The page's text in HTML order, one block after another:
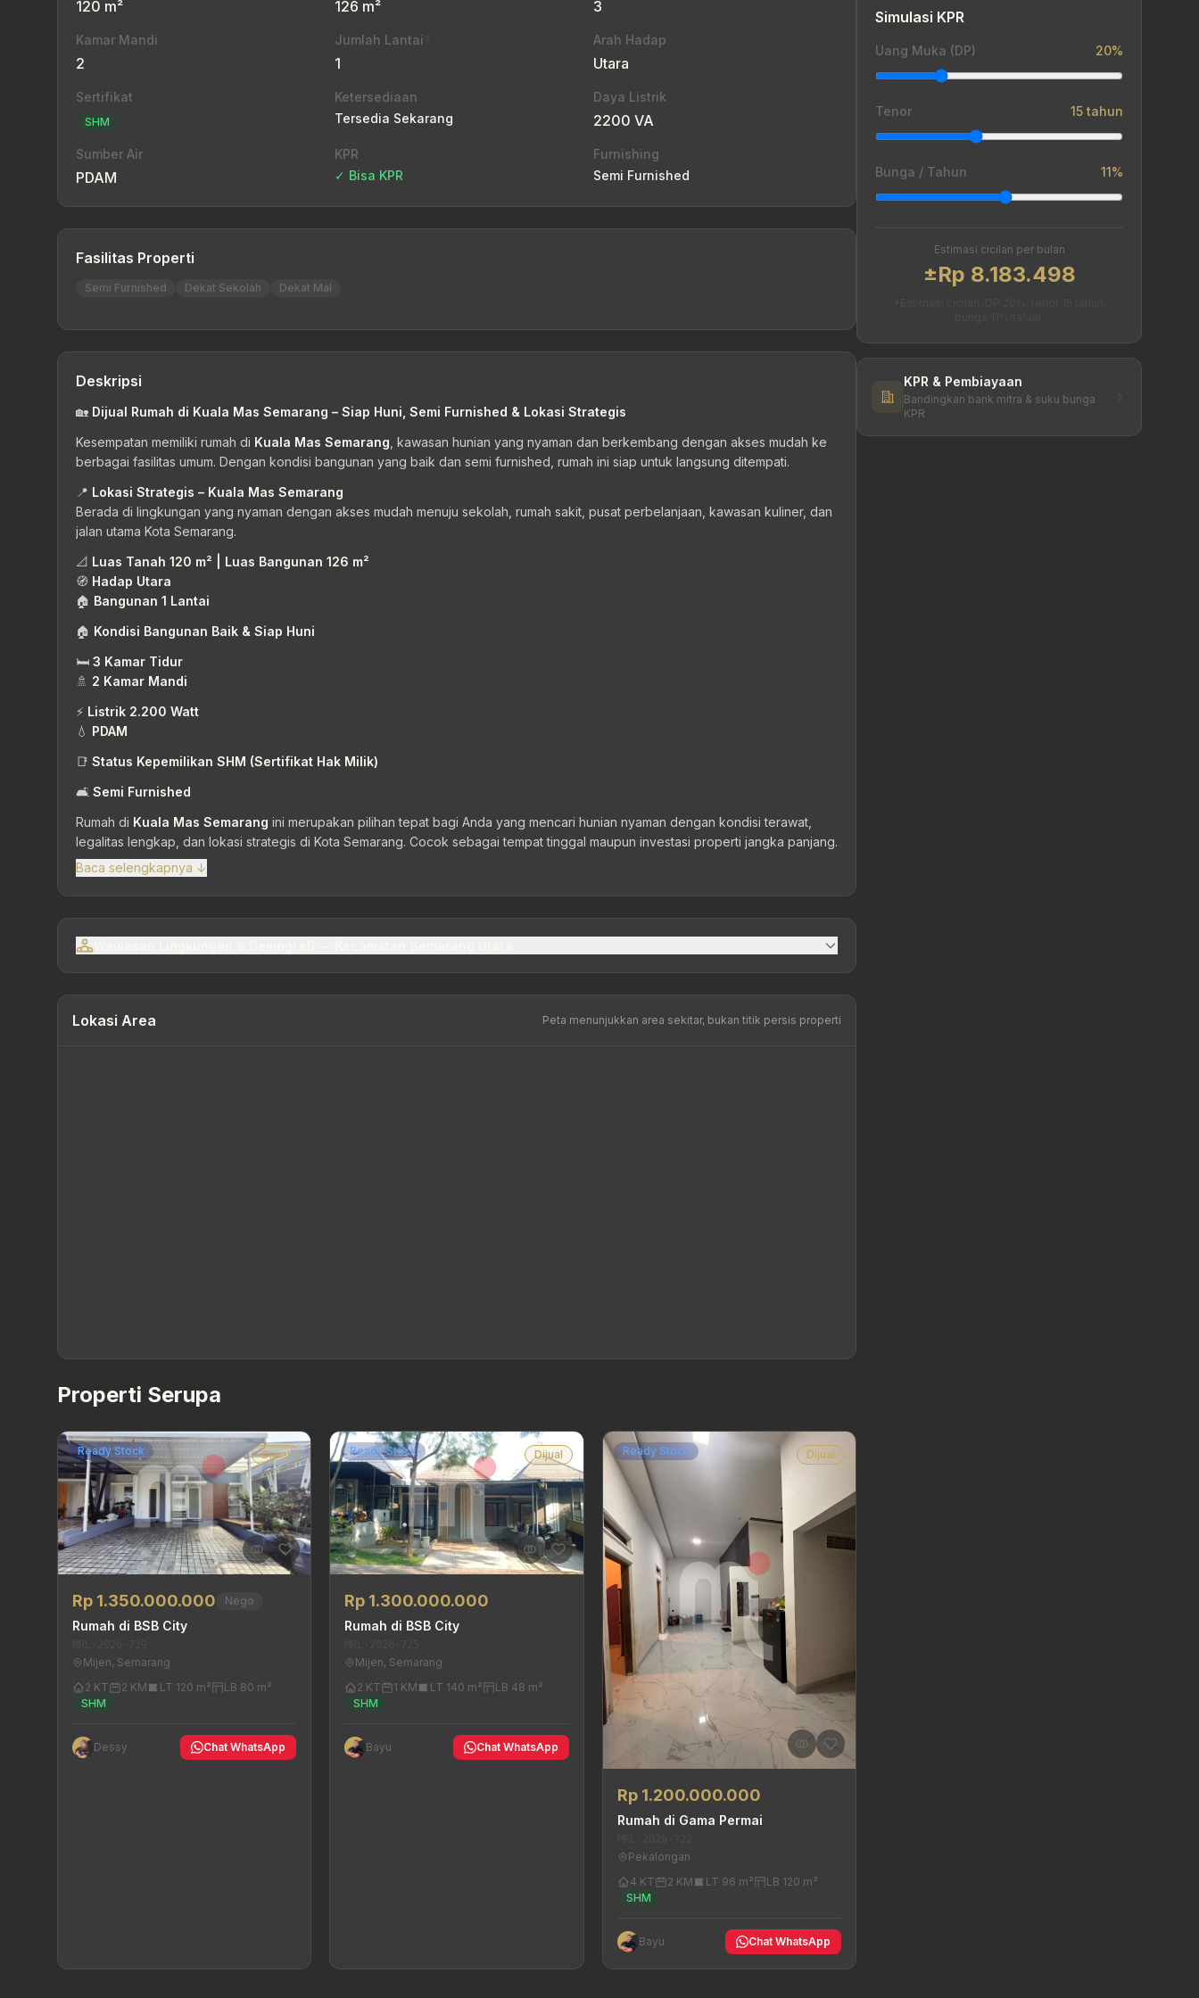
120 m² 126 m² 3
Kamar Mandi
2
Jumlah Lantai
1
Arah Hadap
Utara
Sertifikat
SHM
Ketersediaan
Tersedia Sekarang
Daya Listrik
2200 VA
Sumber Air
PDAM
KPR
✓ Bisa KPR
Furnishing
Semi Furnished
Fasilitas Properti
Semi Furnished Dekat Sekolah Dekat Mal
Deskripsi
🏡 Dijual Rumah di Kuala Mas Semarang – Siap Huni, Semi Furnished & Lokasi Strategis
Kesempatan memiliki rumah di Kuala Mas Semarang , kawasan hunian yang nyaman dan berkembang dengan akses mudah ke
berbagai fasilitas umum. Dengan kondisi bangunan yang baik dan semi furnished, rumah ini siap untuk langsung ditempati.
📍 Lokasi Strategis – Kuala Mas Semarang
Berada di lingkungan yang nyaman dengan akses mudah menuju sekolah, rumah sakit, pusat perbelanjaan, kawasan kuliner, dan
jalan utama Kota Semarang.
📐 Luas Tanah 120 m² | Luas Bangunan 126 m²
🧭 Hadap Utara
🏠 Bangunan 1 Lantai
🏠 Kondisi Bangunan Baik & Siap Huni
🛏 3 Kamar Tidur
🚿 2 Kamar Mandi
⚡ Listrik 2.200 Watt
💧 PDAM
📑 Status Kepemilikan SHM (Sertifikat Hak Milik)
🛋 Semi Furnished
Rumah di Kuala Mas Semarang ini merupakan pilihan tepat bagi Anda yang mencari hunian nyaman dengan kondisi terawat,
legalitas lengkap, dan lokasi strategis di Kota Semarang. Cocok sebagai tempat tinggal maupun investasi properti jangka panjang.
Baca selengkapnya ↓
Lokasi Area Peta menunjukkan area sekitar, bukan titik persis properti
Properti Serupa
Ready Stock Dijual
Rp 1.350.000.000 Nego
Rumah di BSB City
Mijen, Semarang
2 KT
2 KM LT 120 m²
LB 80 m²
SHM
Dessy Chat WhatsApp
Ready Stock Dijual
Rp 1.300.000.000
Rumah di BSB City
Mijen, Semarang
2 KT
1 KM LT 140 m²
LB 48 m²
SHM
Bayu Chat WhatsApp
Ready Stock Dijual
Rp 1.200.000.000
Rumah di Gama Permai
Pekalongan
4 KT
2 KM LT 96 m²
LB 120 m²
SHM
Bayu Chat WhatsApp
Simulasi KPR
Uang Muka (DP) 20%
Tenor 15 tahun
Bunga / Tahun 11%
Estimasi cicilan per bulan
±Rp 8.183.498
KPR & Pembiayaan
Bandingkan bank mitra & suku bunga
KPR